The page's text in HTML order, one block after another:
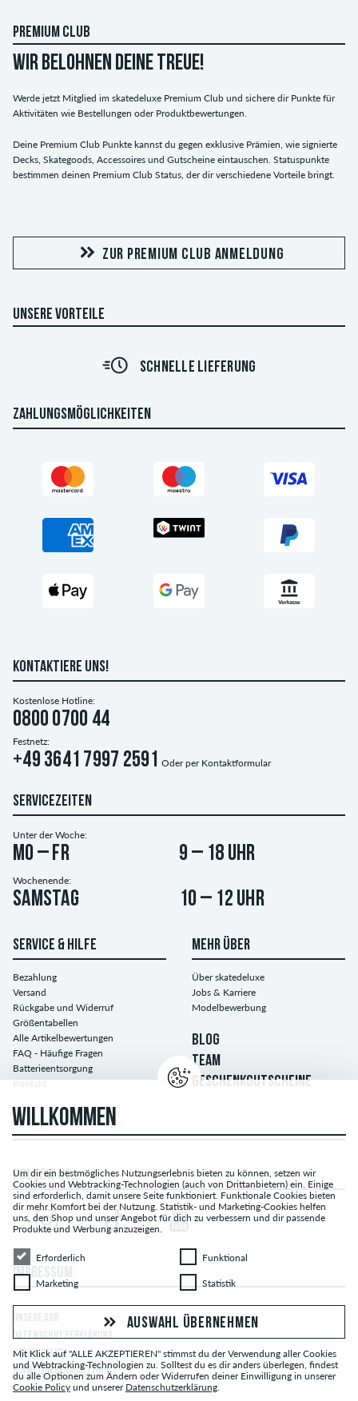
PREMIUM CLUB
WIR BELOHNEN DEINE TREUE!
Werde jetzt Mitglied im skatedeluxe Premium Club und sichere dir Punkte für
Aktivitäten wie Bestellungen oder Produktbewertungen.
Deine Premium Club Punkte kannst du gegen exklusive Prämien, wie signierte
Decks, Skategoods, Accessoires und Gutscheine eintauschen. Statuspunkte
bestimmen deinen Premium Club Status, der dir verschiedene Vorteile bringt.
ZUR PREMIUM CLUB ANMELDUNG
UNSERE VORTEILE
SCHNELLE LIEFERUNG
ZAHLUNGSMÖGLICHKEITEN
KONTAKTIERE UNS!
Kostenlose Hotline:
0800 0700 44
Festnetz:
+49 3641 7997 2591 Oder per Kontaktformular
SERVICEZEITEN
Unter der Woche:
Mo – Fr 9 – 18 Uhr
Wochenende:
Samstag 10 – 12 Uhr
SERVICE & HILFE
Bezahlung
Versand
Rückgabe und Widerruf
Größentabellen
Alle Artikelbewertungen
FAQ - Häufige Fragen
Batterieentsorgung
Kontakt
MEHR ÜBER
Über skatedeluxe
Jobs & Karriere
Modelbewerbung
BLOG
TEAM
GESCHENKGUTSCHEINE
FOLLOW US...
IMPRESSUM
DATENSCHUTZERKLÄRUNG
COOKIE POLICY
HINWEISGEBERRICHTLINIE
WILLKOMMEN
Um dir ein bestmögliches Nutzungserlebnis bieten zu können, setzen wir
Cookies und Webtracking-Technologien (auch von Drittanbietern) ein. Einige
sind erforderlich, damit unsere Seite funktioniert. Funktionale Cookies bieten
dir mehr Komfort bei der Nutzung. Statistik- und Marketing-Cookies helfen
uns, den Shop und unser Angebot für dich zu verbessern und dir passende
Produkte und Werbung anzuzeigen.
Erforderlich
Erforderlich FunktionalFunktional
MarketingMarketing StatistikStatistik
AUSWAHL ÜBERNEHMEN
Mit Klick auf "ALLE AKZEPTIEREN" stimmst du der Verwendung aller Cookies
und Webtracking-Technologien zu. Solltest du es dir anders überlegen, findest
du alle Optionen zum Ändern oder Widerrufen deiner Einwilligung in unserer
Cookie Policy und unserer Datenschutzerklärung.